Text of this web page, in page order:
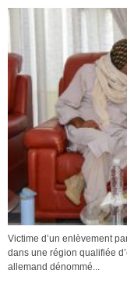
Victime d’un enlèvement
dans une région qualifiée
allemand dénommé...